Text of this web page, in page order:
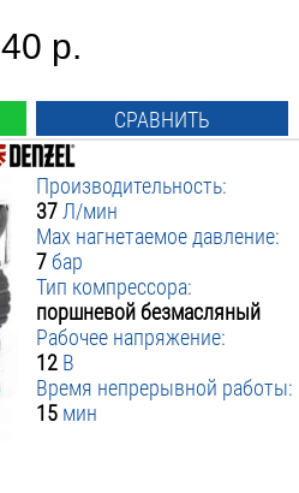
р.
СРАВНИТЬ
Производительность:
37 Л/мин
Max нагнетаемое давление:
7бар
Тип компрессора:
поршневой безмасляный
Рабочее напряжение:
12 В
Время непрерывной работы:
15 мин